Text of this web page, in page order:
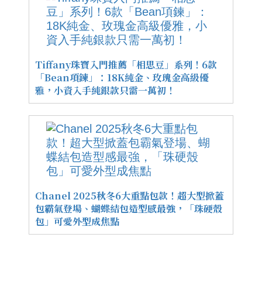
Tiffany珠寶入門推薦「相思豆」系列！6款
「Bean項鍊」：18K純金、玫瑰金高級優
雅，小資入手純銀款只需一萬初！
Chanel 2025秋冬6大重點包款！超大型掀蓋
包霸氣登場、蝴蝶結包造型感最強，「珠硬殼
包」可愛外型成焦點